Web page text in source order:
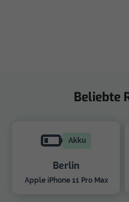
Beliebte
Akku
Berlin
Apple iPhone 11 Pro Max